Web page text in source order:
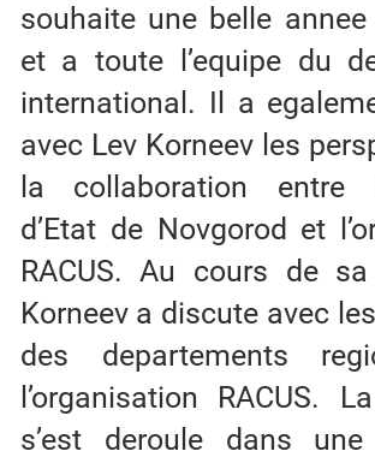
souhaite une belle
et a toute l’equipe du
international. Il a
avec Lev Korneev les
la collaboration entre
d’Etat de Novgorod et
RACUS. Au cours de
Korneev a discute avec
des departements
l’organisation RACUS.
s’est deroule dans